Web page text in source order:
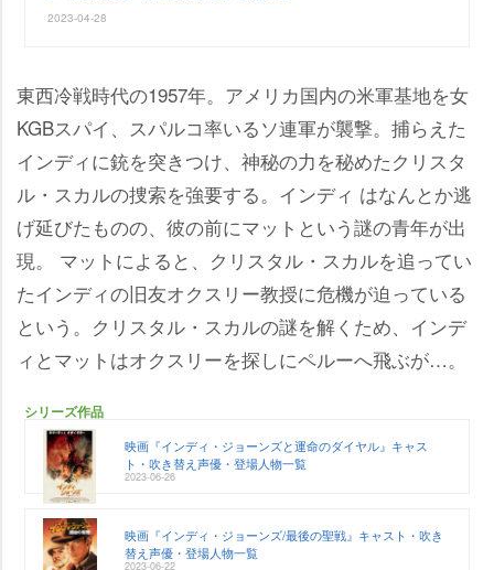
2023-04-28
東西冷戦時代の1957年。アメリカ国内の米軍基地を女
KGBスパイ、スパルコ率いるソ連軍が襲撃。捕らえた
インディに銃を突きつけ、神秘の力を秘めたクリスタ
ル・スカルの捜索を強要する。インディ はなんとか逃
げ延びたものの、彼の前にマットという謎の青年が出
現。 マットによると、クリスタル・スカルを追ってい
たインディの旧友オクスリー教授に危機が迫っている
という。クリスタル・スカルの謎を解くため、インデ
ィとマットはオクスリーを探しにペルーへ飛ぶが…。
シリーズ作品
映画『インディ・ジョーンズと運命のダイヤル』キャス
ト・吹き替え声優・登場人物一覧
2023-06-26
映画『インディ・ジョーンズ/最後の聖戦』キャスト・吹き
替え声優・登場人物一覧
2023-06-22